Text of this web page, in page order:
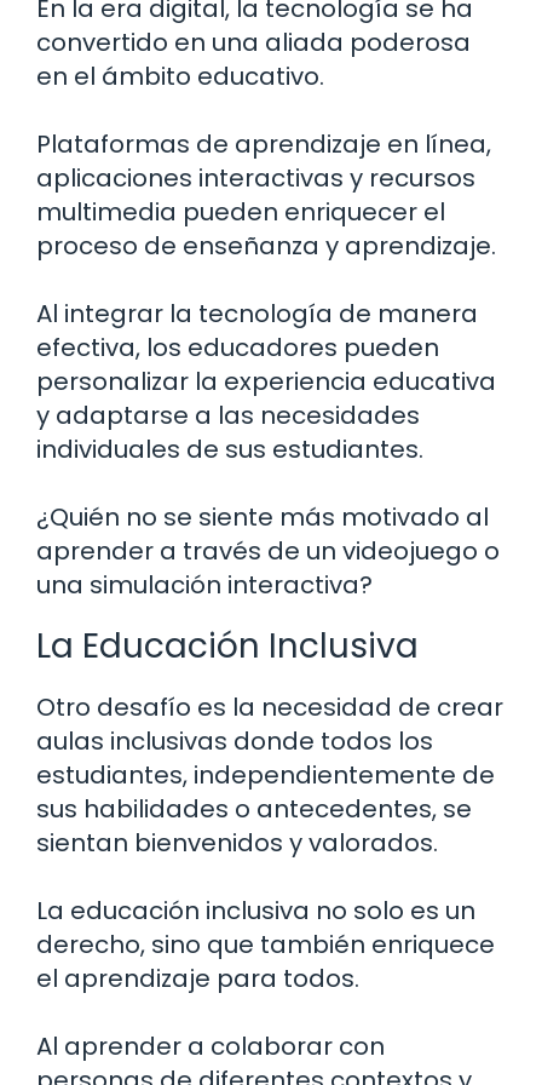
En la era digital, la tecnología se ha
convertido en una aliada poderosa
en el ámbito educativo.
Plataformas de aprendizaje en línea,
aplicaciones interactivas y recursos
multimedia pueden enriquecer el
proceso de enseñanza y aprendizaje.
Al integrar la tecnología de manera
efectiva, los educadores pueden
personalizar la experiencia educativa
y adaptarse a las necesidades
individuales de sus estudiantes.
¿Quién no se siente más motivado al
aprender a través de un videojuego o
una simulación interactiva?
La Educación Inclusiva
Otro desafío es la necesidad de crear
aulas inclusivas donde todos los
estudiantes, independientemente de
sus habilidades o antecedentes, se
sientan bienvenidos y valorados.
La educación inclusiva no solo es un
derecho, sino que también enriquece
el aprendizaje para todos.
Al aprender a colaborar con